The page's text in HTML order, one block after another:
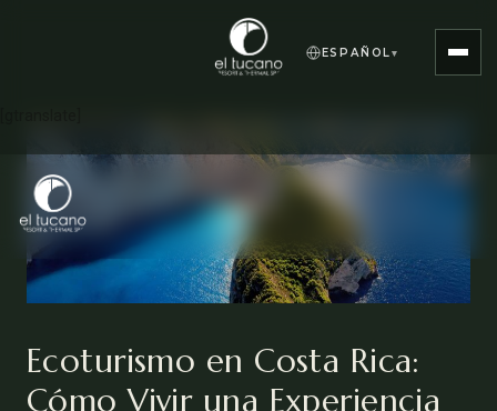
Ecoturismo en Costa Rica:
Cómo Vivir una Experiencia
ESPAÑOL▾